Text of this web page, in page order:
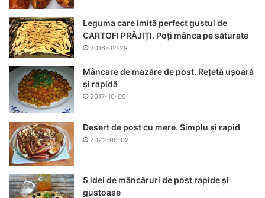
Leguma care imită perfect gustul de
CARTOFI PRĂJIȚI. Poți mânca pe săturate
2016-02-29
Mâncare de mazăre de post. Rețetă ușoară
și rapidă
2017-10-09
Desert de post cu mere. Simplu și rapid
2022-09-02
5 idei de mâncăruri de post rapide și
gustoase